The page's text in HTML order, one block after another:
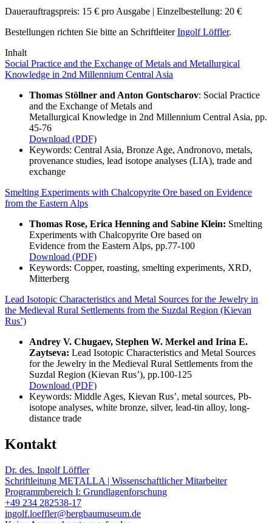
Dauerauftragspreis: 15 € pro Ausgabe | Einzelbestellung: 20 €
Bestellungen richten Sie bitte an SchriftleiterIngolf Löffler.
Inhalt
Social Practice and the Exchange of Metals and Metallurgical
Knowledge in 2nd Millennium Central Asia
Thomas Stöllner and Anton Gontscharov: Social Practice
and the Exchange of Metals and
Metallurgical Knowledge in 2nd Millennium Central Asia, pp.
45-76
Download (PDF)
Keywords: Central Asia, Bronze Age, Andronovo, metals,
provenance studies, lead isotope analyses (LIA), trade and
exchange
Smelting Experiments with Chalcopyrite Ore based on Evidence
from the Eastern Alps
Thomas Rose, Erica Henning and Sabine Klein: Smelting
Experiments with Chalcopyrite Ore based on
Evidence from the Eastern Alps, pp.77-100
Download (PDF)
Keywords: Copper, roasting, smelting experiments, XRD,
Mitterberg
Lead Isotopic Characteristics and Metal Sources for the Jewelry in
the Medieval Rural Settlements from the Suzdal Region (Kievan
Rus’)
Andrey V. Chugaev, Stephen W. Merkel and Irina E.
Zaytseva: Lead Isotopic Characteristics and Metal Sources
for the Jewelry in the Medieval Rural Settlements from the
Suzdal Region (Kievan Rus’), pp.100-125
Download (PDF)
Keywords: Middle Ages, Kievan Rus’, metal sources, Pb-
isotope analyses, white bronze, silver, lead-tin alloy, long-
distance trade
Kontakt
Dr. des. Ingolf Löffler
Schriftleitung METALLA | Wissenschaftlicher Mitarbeiter
Programmbereich I: Grundlagenforschung
+49 234 282538-17
ingolf.loeffler@bergbaumuseum.de